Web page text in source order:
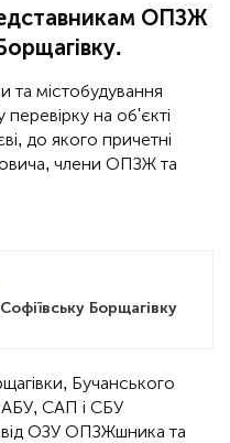
ОПЗЖ
та містобудування
перевірку на об'єкті
до якого причетні
члени ОПЗЖ та
Борщагівку
Бучанського
САП і СБУ
від ОЗУ ОПЗЖшника та